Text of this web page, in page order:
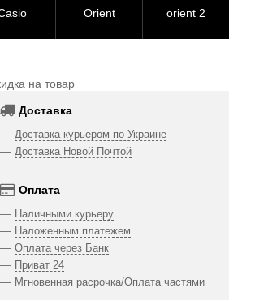
Orient orient 2
на товар
Доставка
Доставка курьером по Украине
Доставка Новой Почтой
Оплата
Наличными курьеру
Наложенным платежем
Оплата через Банк
Приват 24
Мгновенная расрочка/Оплата частями